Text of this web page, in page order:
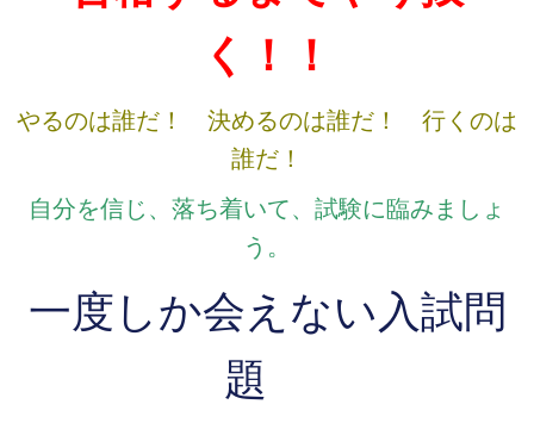
く！！
やるのは誰だ！ 決めるのは誰だ！ 行くのは
誰だ！
自分を信じ、落ち着いて、試験に臨みましょ
う。
一度しか会えない入試問
題